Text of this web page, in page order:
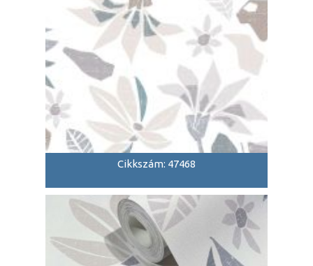
Cikkszám: 47468